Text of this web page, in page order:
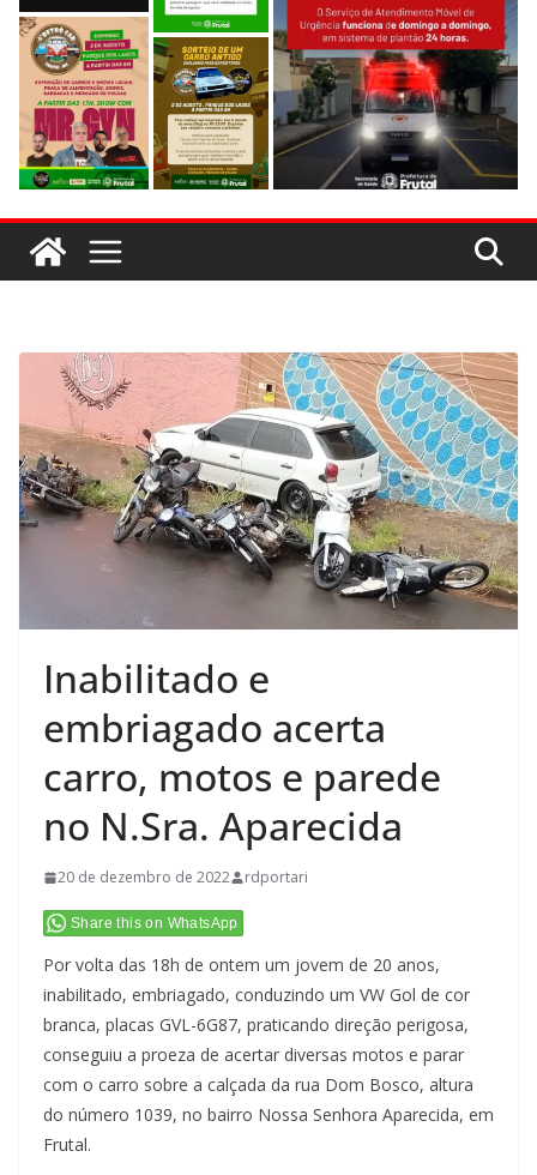
Inabilitado e
embriagado acerta
carro, motos e parede
no N.Sra. Aparecida
20 de dezembro de 2022 rdportari
Share this on WhatsApp
Por volta das 18h de ontem um jovem de 20 anos,
inabilitado, embriagado, conduzindo um VW Gol de cor
branca, placas GVL-6G87, praticando direção perigosa,
conseguiu a proeza de acertar diversas motos e parar
com o carro sobre a calçada da rua Dom Bosco, altura
do número 1039, no bairro Nossa Senhora Aparecida, em
Frutal.